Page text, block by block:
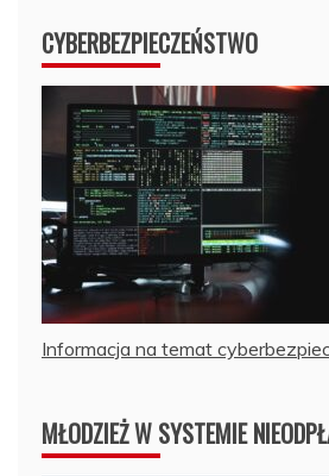
CYBERBEZPIECZEŃSTWO
Informacja na temat
MŁODZIEŻ W SYSTEMIE